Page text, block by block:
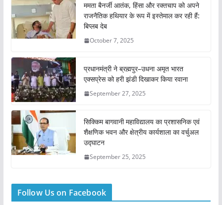
ममता बैनर्जी आतंक, हिंसा और रक्तचाप को अपने
राजनैतिक हथियार के रूप में इस्तेमाल कर रही हैं:
बिप्लब देब
October 7, 2025
प्रधानमंत्री ने ब्रह्मपुर–उधना अमृत भारत
एक्सप्रेस को हरी झंडी दिखाकर किया रवाना
September 27, 2025
सिक्किम बागवानी महाविद्यालय का प्रशासनिक एवं
शैक्षणिक भवन और क्षेत्रीय कार्यशाला का वर्चुअल
उद्घाटन
September 25, 2025
Follow Us on Facebook